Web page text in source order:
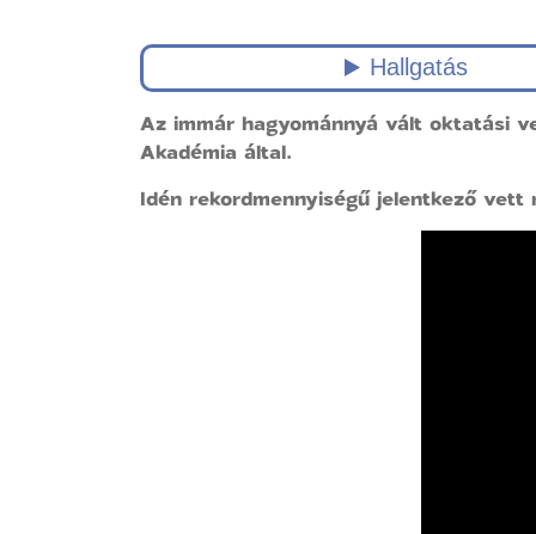
Az immár hagyománnyá vált oktatási
Akadémia által.
Idén rekordmennyiségű jelentkező